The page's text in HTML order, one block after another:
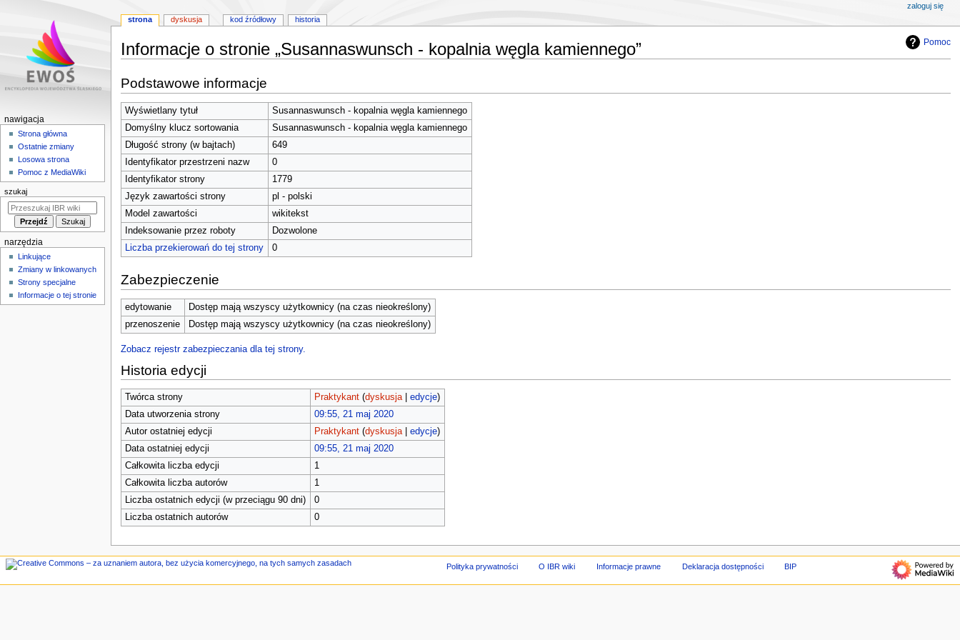
Pomoc
Informacje o stronie „Susannaswunsch - kopalnia węgla kamiennego”
do
nawigacji
do
wyszukiwania
Podstawowe informacje
Wyświetlany tytuł
Susannaswunsch - kopalnia węgla kamiennego
Domyślny klucz sortowania
Susannaswunsch - kopalnia węgla kamiennego
Długość strony (w bajtach)
649
Identyfikator przestrzeni nazw
0
Identyfikator strony
1779
Język zawartości strony
pl - polski
Model zawartości
wikitekst
Indeksowanie przez roboty
Dozwolone
Liczba przekierowań do tej strony
0
Zabezpieczenie
edytowanie
Dostęp mają wszyscy użytkownicy (na czas nieokreślony)
przenoszenie
Dostęp mają wszyscy użytkownicy (na czas nieokreślony)
Zobacz rejestr zabezpieczania dla tej strony.
Historia edycji
Twórca strony Praktykant (dyskusja| edycje)
Data utworzenia strony
09:55, 21 maj 2020
Autor ostatniej edycji
Praktykant (dyskusja| edycje)
Data ostatniej edycji
09:55, 21 maj 2020
Całkowita liczba edycji
1
Całkowita liczba autorów
1
Liczba ostatnich edycji (w przeciągu 90 dni)
0
Liczba ostatnich autorów
0
M
n
a
w
i
g
j
strona dyskusja kod źródłowy historia
zaloguj się
nawigacja
Strona główna
Ostatnie zmiany
Losowa strona
Pomoc z MediaWiki
szukaj
narzędzia
Linkujące
Zmiany w linkowanych
Strony specjalne
Informacje o tej stronie
Polityka prywatności O IBR wiki Informacje prawne Deklaracja dostępności BIP